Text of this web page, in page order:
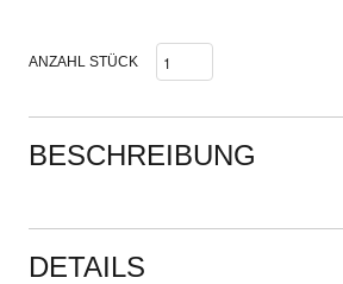
ANZAHL STÜCK
BESCHREIBUNG
DETAILS